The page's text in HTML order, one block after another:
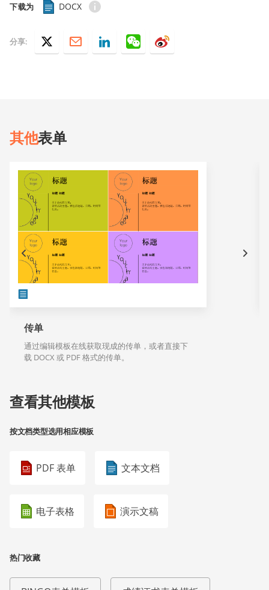
下载为 DOCX
分享:
其他表单
传单
通过编辑模板在线获取现成的传单，或者直接下
载 DOCX 或 PDF 格式的传单。
查看其他模板
按文档类型选用相应模板
PDF 表单 文本文档
电子表格 演示文稿
热门收藏